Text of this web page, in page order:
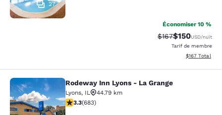
27
Économiser 10 %
Tarif barré :
$167Tarif réduit :
$150USD/nuit
Tarif de membre
Afficher les
$167 Total
Rodeway Inn Lyons - La Grange
Rodeway Inn Lyons - La Grange
Lyons, IL
44.79 km
3.33 étoiles. Bien. 683 commentaires
3.3(683)